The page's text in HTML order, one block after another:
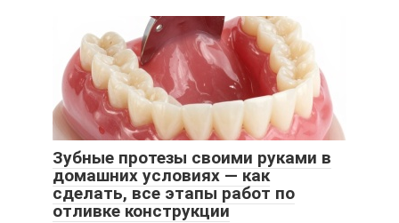
Зубные протезы своими руками в
домашних условиях — как
сделать, все этапы работ по
отливке конструкции